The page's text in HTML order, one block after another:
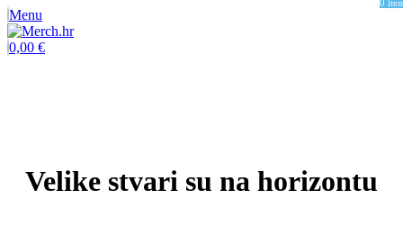
Menu
0
0,00 €
Velike stvari su na horizontu